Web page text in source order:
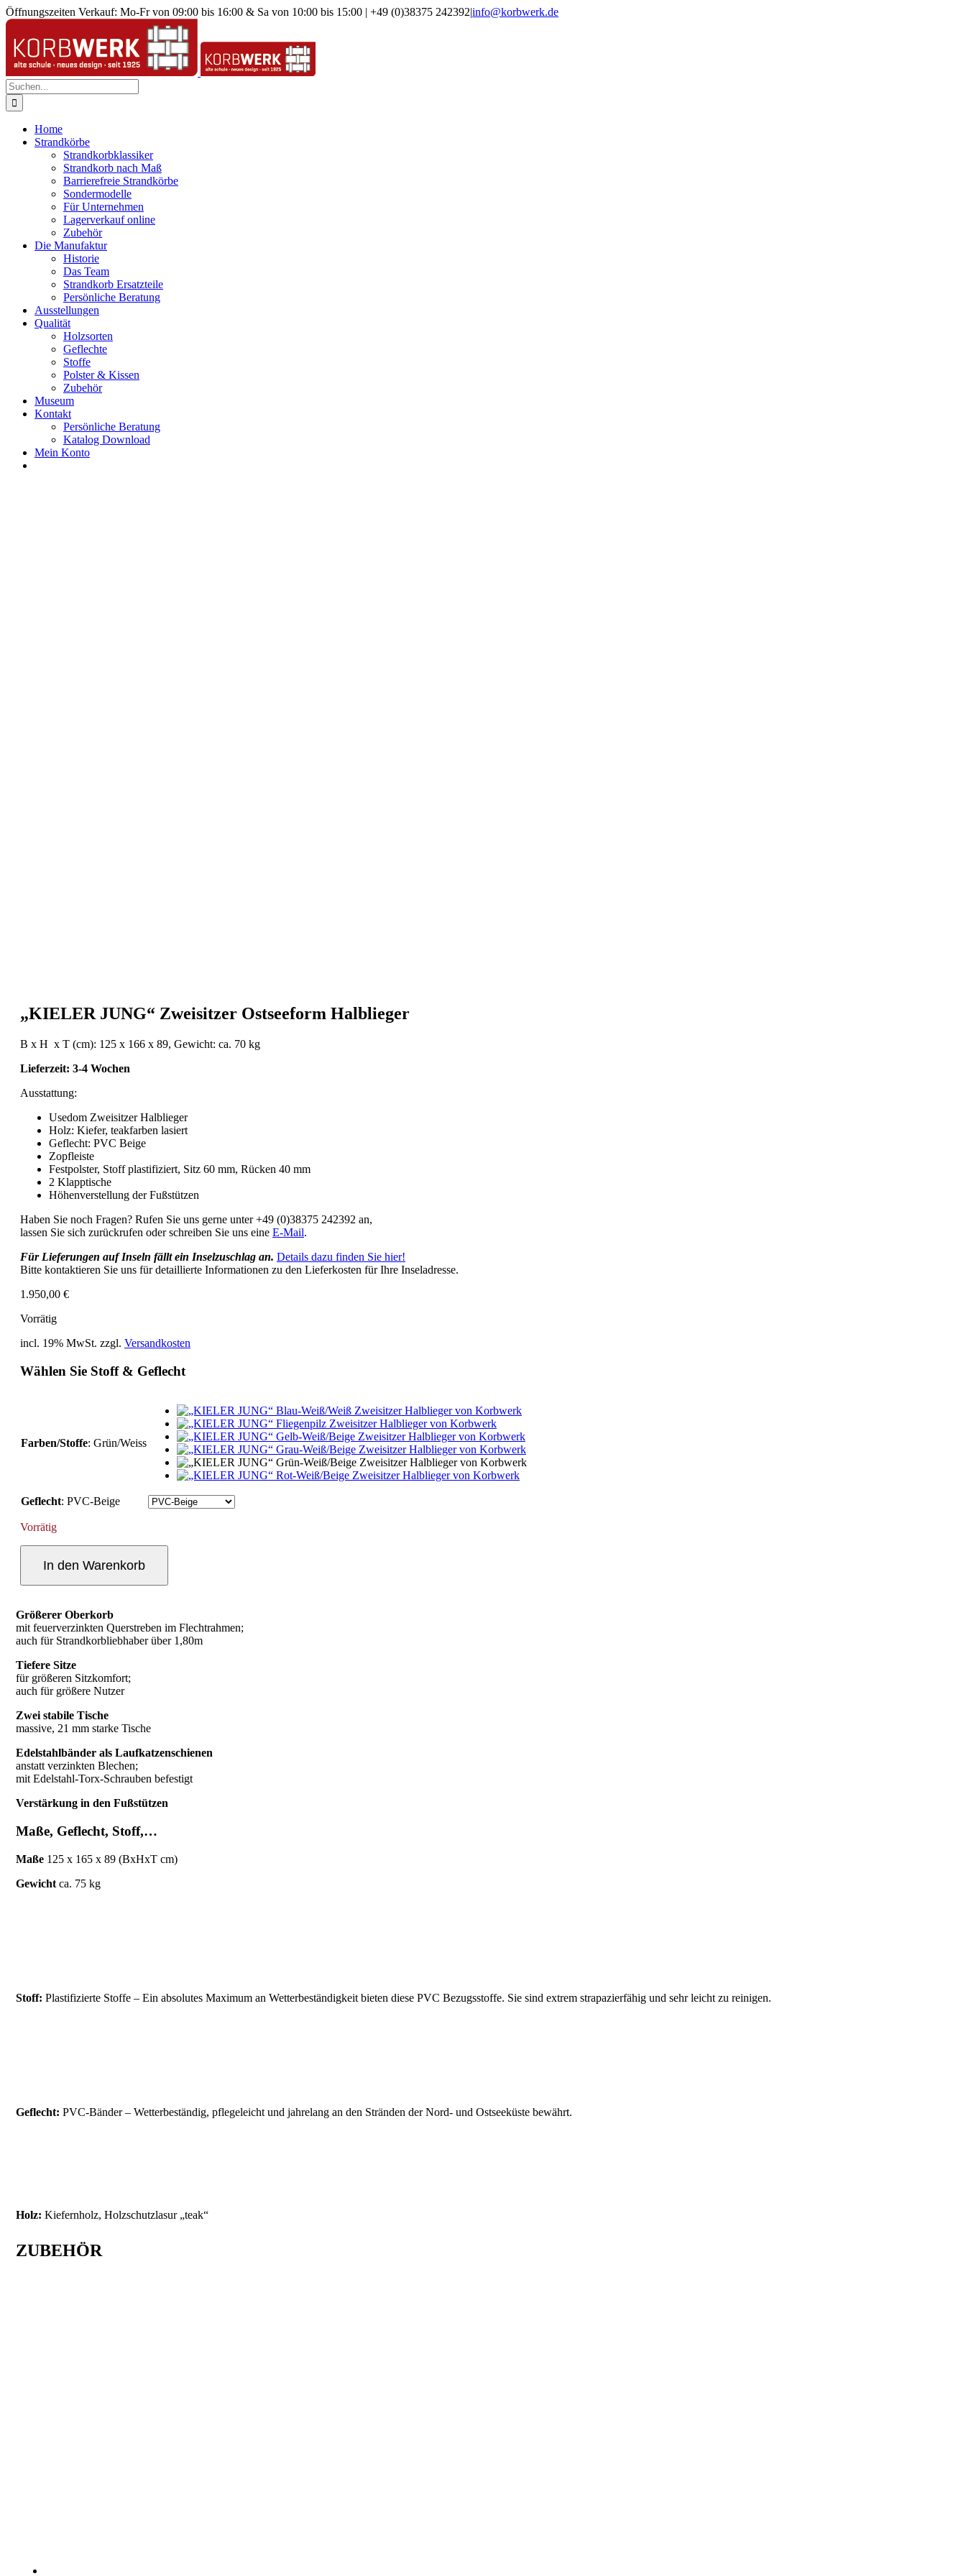
Zum
Inhalt
springen
Öffnungszeiten Verkauf: Mo-Fr von 09:00 bis 16:00 & Sa von 10:00 bis 15:00 | +49 (0)38375 242392|info@korbwerk.de
Suche
nach:
Home
Strandkörbe
Strandkorbklassiker
Strandkorb nach Maß
Barrierefreie Strandkörbe
Sondermodelle
Für Unternehmen
Lagerverkauf online
Zubehör
Die Manufaktur
Historie
Das Team
Strandkorb Ersatzteile
Persönliche Beratung
Ausstellungen
Qualität
Holzsorten
Geflechte
Stoffe
Polster & Kissen
Zubehör
Museum
Kontakt
Persönliche Beratung
Katalog Download
Mein Konto
„KIELER JUNG“ Zweisitzer Ostseeform Halblieger
B x H x T (cm): 125 x 166 x 89, Gewicht: ca. 70 kg
Lieferzeit: 3-4 Wochen
Ausstattung:
Usedom Zweisitzer Halblieger
Holz: Kiefer, teakfarben lasiert
Geflecht: PVC Beige
Zopfleiste
Festpolster, Stoff plastifiziert, Sitz 60 mm, Rücken 40 mm
2 Klapptische
Höhenverstellung der Fußstützen
Haben Sie noch Fragen? Rufen Sie uns gerne unter +49 (0)38375 242392 an,
lassen Sie sich zurückrufen oder schreiben Sie uns eine E-Mail.
Für Lieferungen auf Inseln fällt ein Inselzuschlag an. Details dazu finden Sie hier!
Bitte kontaktieren Sie uns für detaillierte Informationen zu den Lieferkosten für Ihre Inseladresse.
1.950,00 €
Vorrätig
incl. 19% MwSt. zzgl. Versandkosten
Wählen Sie Stoff & Geflecht
Farben/Stoffe: Grün/Weiss
Geflecht: PVC-Beige
Vorrätig
"KIELER
JUNG"
Weiß/Beige
Ostseeform
Halblieger
Menge
In den Warenkorb
Größerer Oberkorb
mit feuerverzinkten Querstreben im Flechtrahmen;
auch für Strandkorbliebhaber über 1,80m
Tiefere Sitze
für größeren Sitzkomfort;
auch für größere Nutzer
Zwei stabile Tische
massive, 21 mm starke Tische
Edelstahlbänder als Laufkatzenschienen
anstatt verzinkten Blechen;
mit Edelstahl-Torx-Schrauben befestigt
Verstärkung in den Fußstützen
Maße, Geflecht, Stoff,…
Maße 125 x 165 x 89 (BxHxT cm)
Gewicht ca. 75 kg
Stoff:Plastifizierte Stoffe – Ein absolutes Maximum an Wetterbeständigkeit bieten diese PVC Bezugsstoffe. Sie sind extrem strapazierfähig und sehr leicht zu reinigen.
Geflecht:PVC-Bänder – Wetterbeständig, pflegeleicht und jahrelang an den Stränden der Nord- und Ostseeküste bewährt.
Holz: Kiefernholz, Holzschutzlasur „teak“
ZUBEHÖR